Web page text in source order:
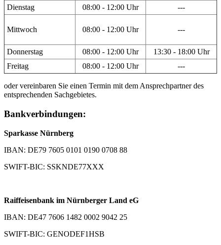
Dienstag
08:00 - 12:00 Uhr ---
Mittwoch 08:00 - 12:00 Uhr ---
Donnerstag 08:00 - 12:00 Uhr
13:30 - 18:00 Uhr
Freitag
08:00 - 12:00 Uhr ---
oder vereinbaren Sie einen Termin mit dem Ansprechpartner des
entsprechenden Sachgebietes.
Bankverbindungen:
Sparkasse Nürnberg
IBAN: DE79 7605 0101 0190 0708 88
SWIFT-BIC: SSKNDE77XXX
Raiffeisenbank im Nürnberger Land eG
IBAN: DE47 7606 1482 0002 9042 25
SWIFT-BIC: GENODEF1HSB